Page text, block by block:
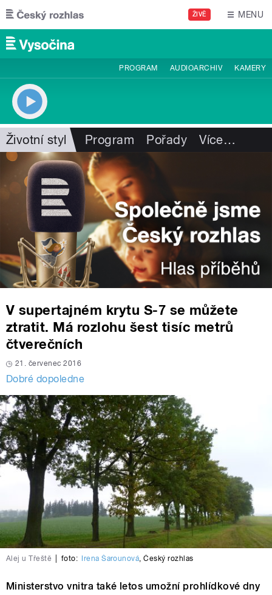
Přejít k hlavnímu obsahu
ŽIVĚ MENU
PROGRAM AUDIOARCHIV KAMERY
Životní styl Program Pořady Více…
V supertajném krytu S-7 se můžete
ztratit. Má rozlohu šest tisíc metrů
čtverečních
21. červenec 2016
Dobré dopoledne
Alej u Třeště foto: Irena Šarounová,Český rozhlas
Ministerstvo vnitra také letos umožní prohlídkové dny